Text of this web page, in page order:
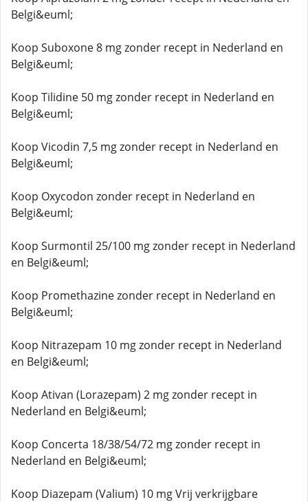
Belgi&euml;
Koop Suboxone 8 mg zonder recept in Nederland en
Belgi&euml;
Koop Tilidine 50 mg zonder recept in Nederland en
Belgi&euml;
Koop Vicodin 7,5 mg zonder recept in Nederland en
Belgi&euml;
Koop Oxycodon zonder recept in Nederland en
Belgi&euml;
Koop Surmontil 25/100 mg zonder recept in Nederland
en Belgi&euml;
Koop Promethazine zonder recept in Nederland en
Belgi&euml;
Koop Nitrazepam 10 mg zonder recept in Nederland
en Belgi&euml;
Koop Ativan (Lorazepam) 2 mg zonder recept in
Nederland en Belgi&euml;
Koop Concerta 18/38/54/72 mg zonder recept in
Nederland en Belgi&euml;
Koop Diazepam (Valium) 10 mg Vrij verkrijgbare